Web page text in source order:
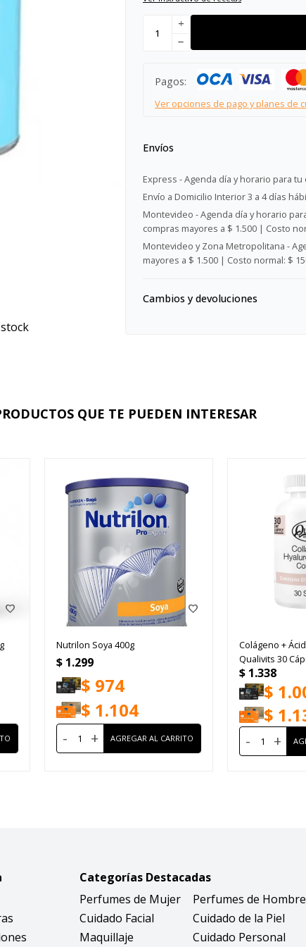
add
remove
Pagos:
Ver opciones de pago y planes de
Envíos
Express - Agenda día y horario para
Envío a Domicilio Interior 3 a 4 días
Montevideo - Agenda día y horario
compras mayores a $ 1.500 | Costo
Montevideo y Zona Metropolitana -
mayores a $ 1.500 | Costo normal: $
Cambios y devoluciones
QUE TE PUEDEN INTERESAR
Nutrilon Soya 400g
$ 1.299
$ 974
$ 1.104
- +
Colágeno +
Qualivits 30
$ 1.338
$
$
- +
Categorías Destacadas
Perfumes de Mujer
Perfumes de Hombre
Cuidado Facial
Cuidado de la Piel
Maquillaje
Cuidado Personal